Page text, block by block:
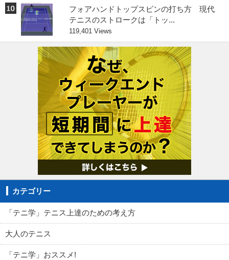
フォアハンドトップスピンの打ち方 現代
テニスのストロークは「トッ...
119,401 Views
カテゴリー
「テニ学」テニス上達のための考え方
大人のテニス
「テニ学」おススメ!